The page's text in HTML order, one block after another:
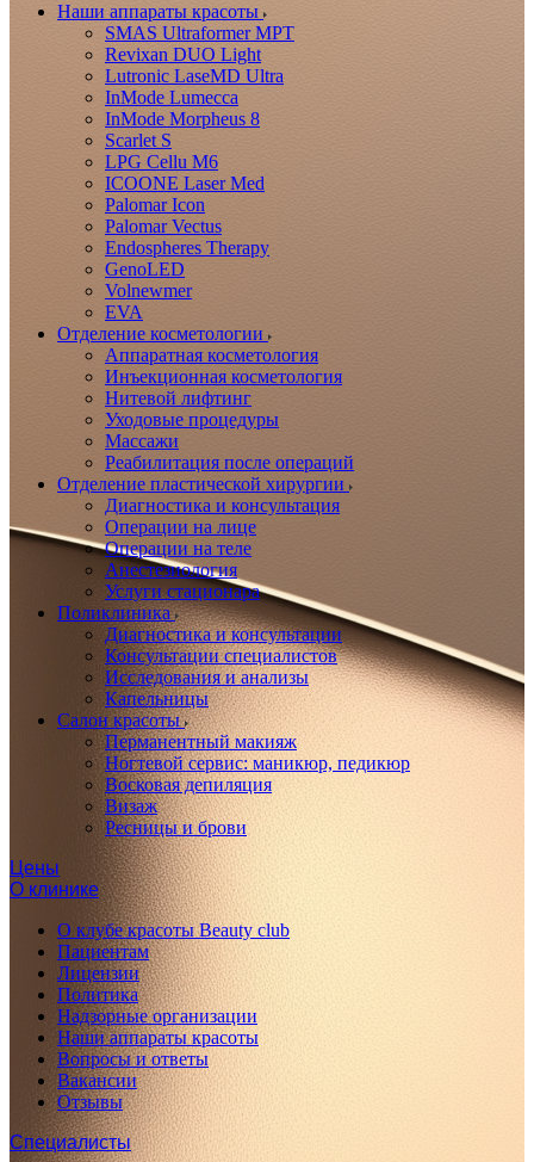
Наши аппараты красоты
SMAS Ultraformer MPT
Revixan DUO Light
Lutronic LaseMD Ultra
InMode Lumecca
InMode Morpheus 8
Scarlet S
LPG Cellu M6
ICOONE Laser Med
Palomar Icon
Palomar Vectus
Endospheres Therapy
GenoLED
Volnewmer
EVA
Отделение косметологии
Аппаратная косметология
Инъекционная косметология
Нитевой лифтинг
Уходовые процедуры
Массажи
Реабилитация после операций
Отделение пластической хирургии
Диагностика и консультация
Операции на лице
Операции на теле
Анестезиология
Услуги стационара
Поликлиника
Диагностика и консультации
Консультации специалистов
Исследования и анализы
Капельницы
Салон красоты
Перманентный макияж
Ногтевой сервис: маникюр, педикюр
Восковая депиляция
Визаж
Ресницы и брови
Цены
О клинике
О клубе красоты Beauty club
Пациентам
Лицензии
Политика
Надзорные организации
Наши аппараты красоты
Вопросы и ответы
Вакансии
Отзывы
Специалисты